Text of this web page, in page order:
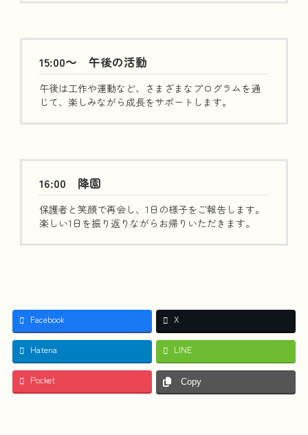
15:00～ 午後の活動
午後は工作や運動など、さまざまなプログラムを通
じて、楽しみながら成長をサポートします。
16:00 降園
保護者と笑顔で再会し、1日の様子をご報告します。
楽しい1日を振り返りながらお帰りいただきます。
Facebook X
Hatena LINE
Pocket Copy